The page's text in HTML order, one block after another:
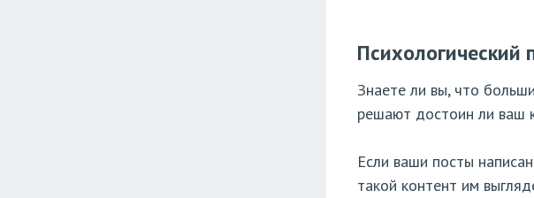
Знаете ли вы, что
решают достоин ли ваш
Если ваши посты
такой контент им